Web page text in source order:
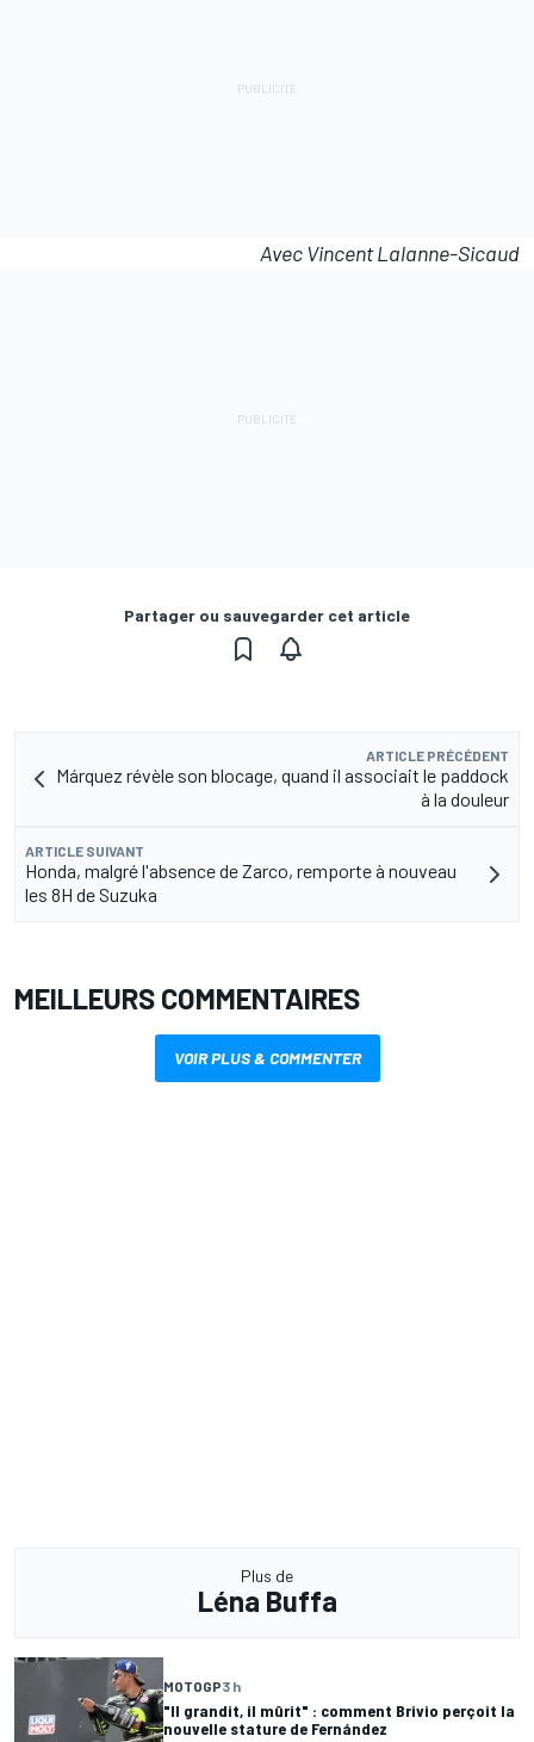
Avec Vincent Lalanne-Sicaud
Partager ou sauvegarder cet article
ARTICLE PRÉCÉDENT
Márquez révèle son blocage, quand il associait le paddock
à la douleur
ARTICLE SUIVANT
Honda, malgré l'absence de Zarco, remporte à nouveau
les 8H de Suzuka
MEILLEURS COMMENTAIRES
VOIR PLUS & COMMENTER
Plus de
Léna Buffa
MOTOGP3 h
"Il grandit, il mûrit" : comment Brivio perçoit la
nouvelle stature de Fernández